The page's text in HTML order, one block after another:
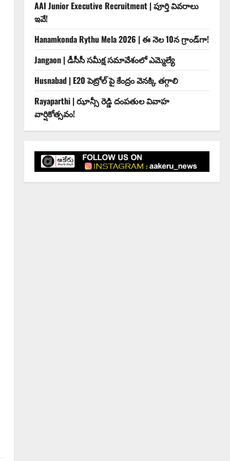
AAI Junior Executive Recruitment | పూర్తి వివరాలు
ఇవే!
Hanamkonda Rythu Mela 2026 | ఈ నెల 10న గ్రాండ్‌గా!
Jangaon | డీసీసీ సమీక్ష సమావేశంలో ఎమ్మెల్యే
Husnabad | E20 పెట్రోల్ పై కేంద్రం వెనక్కి తగ్గాలి
Rayaparthi | ఝాన్సీ రెడ్డి దంపతుల వివాహ
వార్షికోత్సవం!